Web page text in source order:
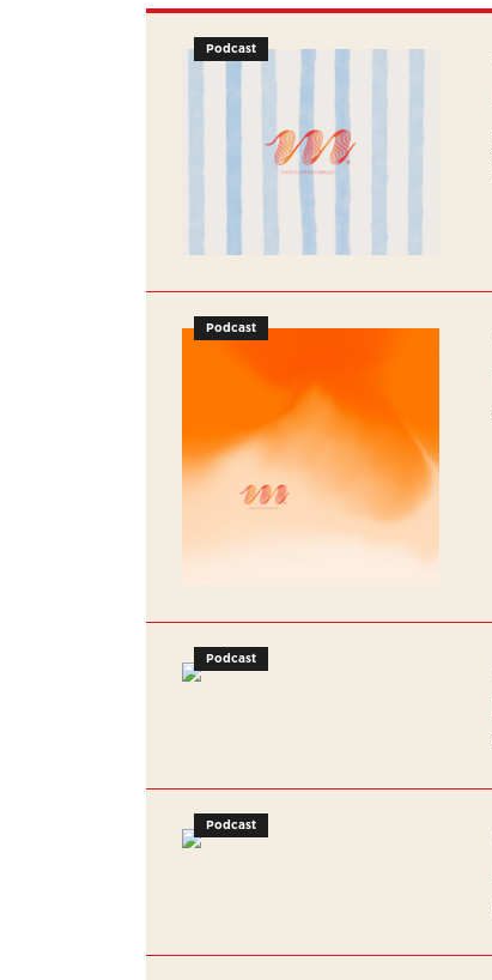
Podcast
Podcast
Podcast
Podcast